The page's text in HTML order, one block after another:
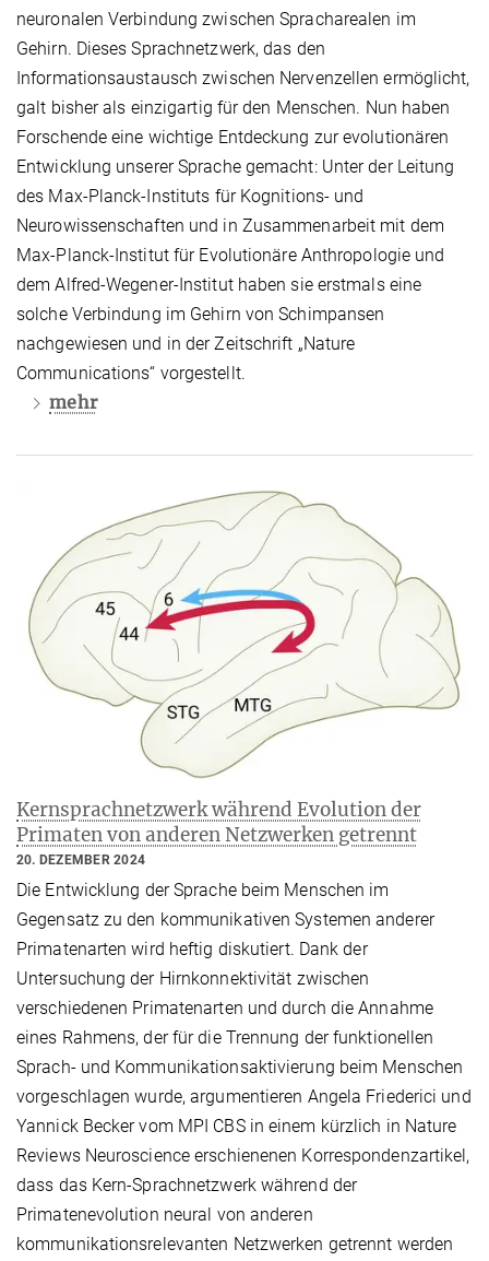
neuronalen Verbindung zwischen Spracharealen im
Gehirn. Dieses Sprachnetzwerk, das den
Informationsaustausch zwischen Nervenzellen ermöglicht,
galt bisher als einzigartig für den Menschen. Nun haben
Forschende eine wichtige Entdeckung zur evolutionären
Entwicklung unserer Sprache gemacht: Unter der Leitung
des Max-Planck-Instituts für Kognitions- und
Neurowissenschaften und in Zusammenarbeit mit dem
Max-Planck-Institut für Evolutionäre Anthropologie und
dem Alfred-Wegener-Institut haben sie erstmals eine
solche Verbindung im Gehirn von Schimpansen
nachgewiesen und in der Zeitschrift „Nature
Communications“ vorgestellt.
mehr
Kernsprachnetzwerk während Evolution der
Primaten von anderen Netzwerken getrennt
20. DEZEMBER 2024
Die Entwicklung der Sprache beim Menschen im
Gegensatz zu den kommunikativen Systemen anderer
Primatenarten wird heftig diskutiert. Dank der
Untersuchung der Hirnkonnektivität zwischen
verschiedenen Primatenarten und durch die Annahme
eines Rahmens, der für die Trennung der funktionellen
Sprach- und Kommunikationsaktivierung beim Menschen
vorgeschlagen wurde, argumentieren Angela Friederici und
Yannick Becker vom MPI CBS in einem kürzlich in Nature
Reviews Neuroscience erschienenen Korrespondenzartikel,
dass das Kern-Sprachnetzwerk während der
Primatenevolution neural von anderen
kommunikationsrelevanten Netzwerken getrennt werden